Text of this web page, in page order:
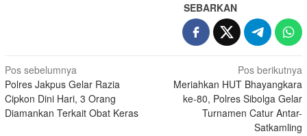
SEBARKAN
Navigasi
pos
Pos sebelumnya
Polres Jakpus Gelar Razia
Cipkon Dini Hari, 3 Orang
Diamankan Terkait Obat Keras
Pos berikutnya
Meriahkan HUT Bhayangkara
ke-80, Polres Sibolga Gelar
Turnamen Catur Antar-
Satkamling